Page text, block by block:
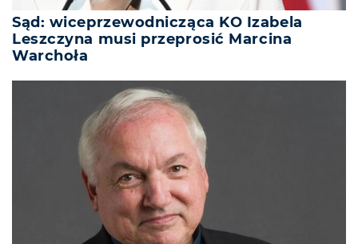
Sąd: wiceprzewodnicząca KO Izabela
Leszczyna musi przeprosić Marcina
Warchoła